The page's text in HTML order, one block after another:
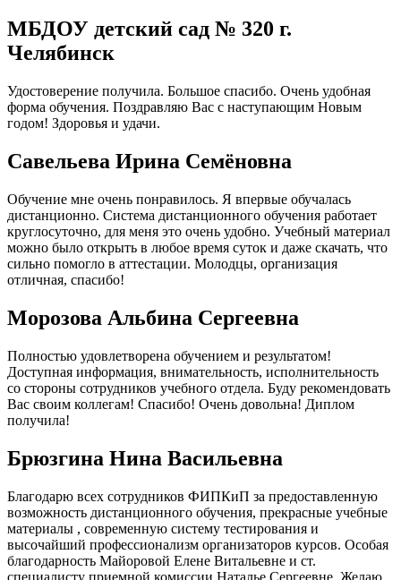
МБДОУ детский сад № 320 г.
Челябинск
Удостоверение получила. Большое спасибо. Очень удобная
форма обучения. Поздравляю Вас с наступающим Новым
годом! Здоровья и удачи.
Савельева Ирина Семёновна
Обучение мне очень понравилось. Я впервые обучалась
дистанционно. Система дистанционного обучения работает
круглосуточно, для меня это очень удобно. Учебный материал
можно было открыть в любое время суток и даже скачать, что
сильно помогло в аттестации. Молодцы, организация
отличная, спасибо!
Морозова Альбина Сергеевна
Полностью удовлетворена обучением и результатом!
Доступная информация, внимательность, исполнительность
со стороны сотрудников учебного отдела. Буду рекомендовать
Вас своим коллегам! Спасибо! Очень довольна! Диплом
получила!
Брюзгина Нина Васильевна
Благодарю всех сотрудников ФИПКиП за предоставленную
возможность дистанционного обучения, прекрасные учебные
материалы , современную систему тестирования и
высочайший профессионализм организаторов курсов. Особая
благодарность Майоровой Елене Витальевне и ст.
специалисту приемной комиссии Наталье Сергеевне. Желаю